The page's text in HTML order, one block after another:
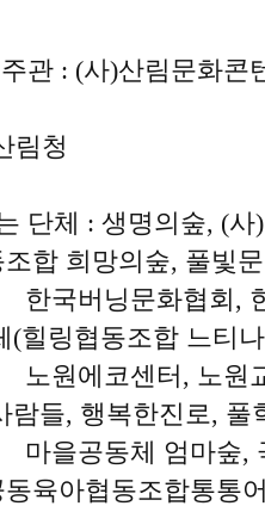
관 : (사)산림문화콘
림청
단체 : 생명의숲, (사
합 희망의숲, 풀빛
문화협회, 한국
(힐링협동조합 느티
센터, 노원교육
람들, 행복한진로, 풀
체 엄마숲, 극단
육아협동조합통통